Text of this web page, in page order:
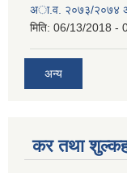
अा.व. २०७३/२०७४
मिति: 06/13/2018 -
अन्य
कर तथा